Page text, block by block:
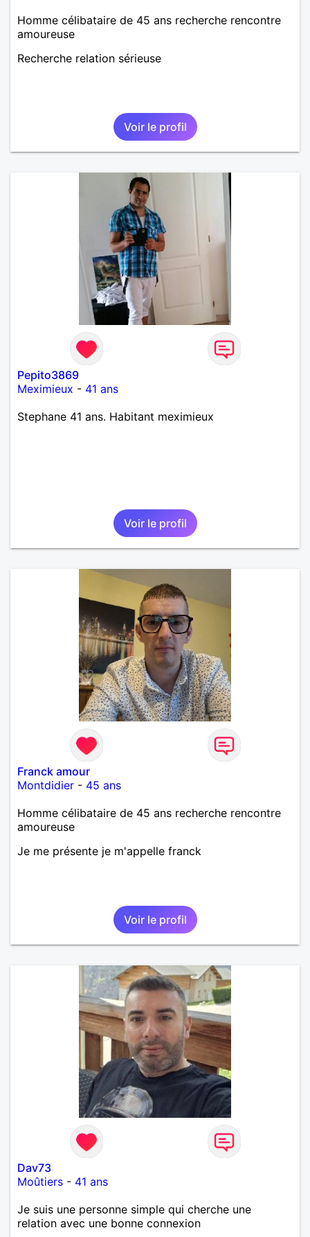
Homme célibataire de 45 ans recherche rencontre
amoureuse
Recherche relation sérieuse
Voir le profil
Pepito3869
Meximieux - 41 ans
Stephane 41 ans. Habitant meximieux
Voir le profil
Franck amour
Montdidier - 45 ans
Homme célibataire de 45 ans recherche rencontre
amoureuse
Je me présente je m'appelle franck
Voir le profil
Dav73
Moûtiers - 41 ans
Je suis une personne simple qui cherche une
relation avec une bonne connexion